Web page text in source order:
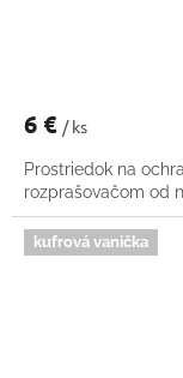
6 € / ks
Prostriedok na
rozprašovačom od
kufrová vanička